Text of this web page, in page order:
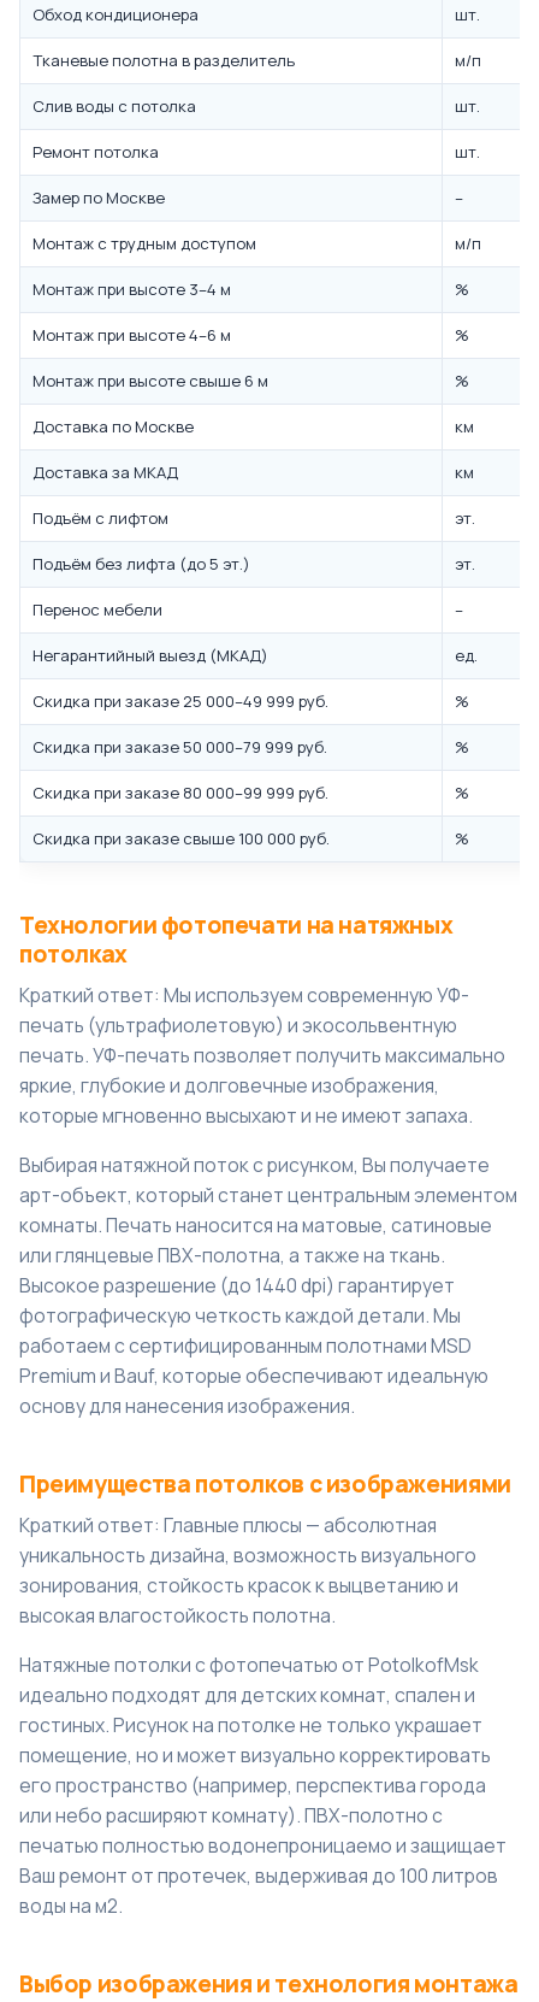
Обход кондиционера шт.
Тканевые полотна в разделитель м/п
Слив воды с потолка шт.
Ремонт потолка шт.
Замер по Москве –
Монтаж с трудным доступом м/п
Монтаж при высоте 3–4 м %
Монтаж при высоте 4–6 м %
Монтаж при высоте свыше 6 м %
Доставка по Москве км
Доставка за МКАД км
Подъём с лифтом эт.
Подъём без лифта (до 5 эт.) эт.
Перенос мебели –
Негарантийный выезд (МКАД) ед.
Скидка при заказе 25 000–49 999 руб. %
Скидка при заказе 50 000–79 999 руб. %
Скидка при заказе 80 000–99 999 руб. %
Скидка при заказе свыше 100 000 руб. %
Технологии фотопечати на натяжных
потолках
Краткий ответ: Мы используем современную УФ-
печать (ультрафиолетовую) и экосольвентную
печать. УФ-печать позволяет получить максимально
яркие, глубокие и долговечные изображения,
которые мгновенно высыхают и не имеют запаха.
Выбирая натяжной поток с рисунком, Вы получаете
арт-объект, который станет центральным элементом
комнаты. Печать наносится на матовые, сатиновые
или глянцевые ПВХ-полотна, а также на ткань.
Высокое разрешение (до 1440 dpi) гарантирует
фотографическую четкость каждой детали. Мы
работаем с сертифицированным полотнами MSD
Premium и Bauf, которые обеспечивают идеальную
основу для нанесения изображения.
Преимущества потолков с изображениями
Краткий ответ: Главные плюсы — абсолютная
уникальность дизайна, возможность визуального
зонирования, стойкость красок к выцветанию и
высокая влагостойкость полотна.
Натяжные потолки с фотопечатью от PotolkofMsk
идеально подходят для детских комнат, спален и
гостиных. Рисунок на потолке не только украшает
помещение, но и может визуально корректировать
его пространство (например, перспектива города
или небо расширяют комнату). ПВХ-полотно с
печатью полностью водонепроницаемо и защищает
Ваш ремонт от протечек, выдерживая до 100 литров
воды на м2.
Выбор изображения и технология монтажа